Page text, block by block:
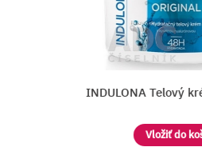
INDULONA Telový krém
Vložiť do košíka